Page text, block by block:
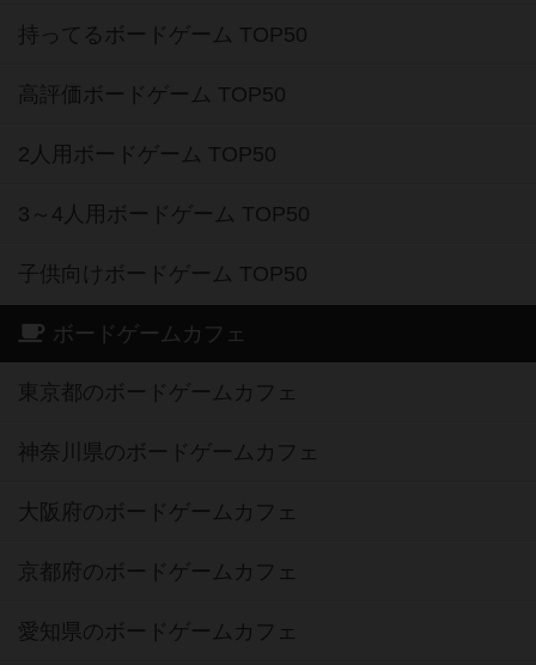
持ってるボードゲーム TOP50
高評価ボードゲーム TOP50
2人用ボードゲーム TOP50
3～4人用ボードゲーム TOP50
子供向けボードゲーム TOP50
ボードゲームカフェ
東京都のボードゲームカフェ
神奈川県のボードゲームカフェ
大阪府のボードゲームカフェ
京都府のボードゲームカフェ
愛知県のボードゲームカフェ